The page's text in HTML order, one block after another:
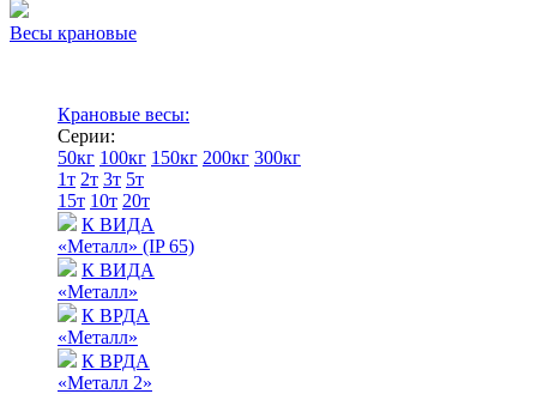
Весы крановые
Крановые весы:
Серии:
50кг 100кг 150кг 200кг 300кг
1т 2т 3т 5т
15т 10т 20т
К ВИДА
«Металл» (IP 65)
К ВИДА
«Металл»
К ВРДА
«Металл»
К ВРДА
«Металл 2»